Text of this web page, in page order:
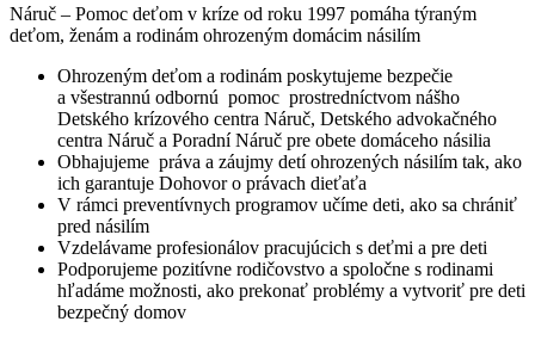
Náruč – Pomoc deťom v kríze od roku 1997 pomáha týraným
deťom, ženám a rodinám ohrozeným domácim násilím
Ohrozeným deťom a rodinám poskytujeme bezpečie
a všestrannú odbornú pomoc prostredníctvom nášho
Detského krízového centra Náruč, Detského advokačného
centra Náruč a Poradní Náruč pre obete domáceho násilia
Obhajujeme práva a záujmy detí ohrozených násilím tak, ako
ich garantuje Dohovor o právach dieťaťa
V rámci preventívnych programov učíme deti, ako sa chrániť
pred násilím
Vzdelávame profesionálov pracujúcich s deťmi a pre deti
Podporujeme pozitívne rodičovstvo a spoločne s rodinami
hľadáme možnosti, ako prekonať problémy a vytvoriť pre deti
bezpečný domov